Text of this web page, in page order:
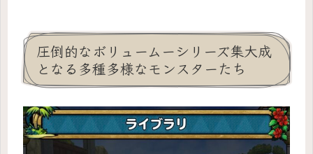
圧倒的なボリュームーシリーズ集大成
となる多種多様なモンスターたち